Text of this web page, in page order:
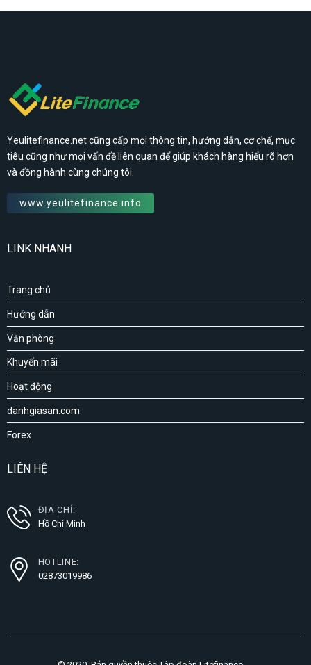
Yeulitefinance.net cũng cấp mọi thông tin, hướng dẫn, cơ chế, mục
tiêu cũng như mọi vấn đề liên quan để giúp khách hàng hiểu rõ hơn
và đồng hành cùng chúng tôi.
www.yeulitefinance.info
LINK NHANH
Trang chủ
Hướng dẫn
Văn phòng
Khuyến mãi
Hoạt động
danhgiasan.com
Forex
LIÊN HỆ
ĐỊA CHỈ:
Hồ Chí Minh
HOTLINE:
02873019986